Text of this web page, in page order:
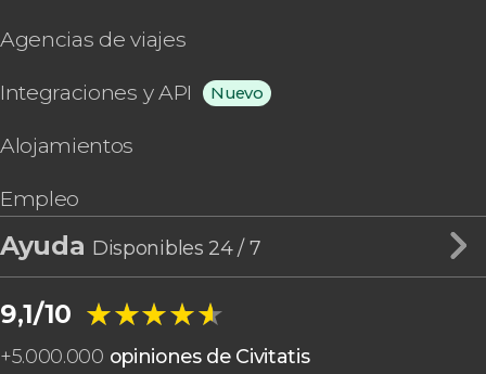
Agencias de viajes
Integraciones y API Nuevo
Alojamientos
Empleo
Ayuda Disponibles 24 / 7
9,1/10 ★★★★★
★★★★★
+5.000.000 opiniones de Civitatis